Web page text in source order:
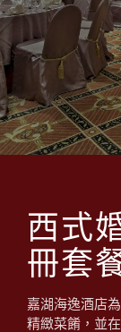
西式
冊套
嘉湖海逸酒店
精緻菜餚，並